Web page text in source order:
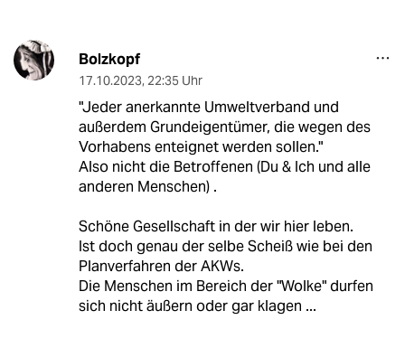
Bolzkopf
17.10.2023, 22:35 Uhr
"Jeder anerkannte Umweltverband und
außerdem Grundeigentümer, die wegen des
Vorhabens enteignet werden sollen."
Also nicht die Betroffenen (Du & Ich und alle
anderen Menschen) .
Schöne Gesellschaft in der wir hier leben.
Ist doch genau der selbe Scheiß wie bei den
Planverfahren der AKWs.
Die Menschen im Bereich der "Wolke" durfen
sich nicht äußern oder gar klagen ...